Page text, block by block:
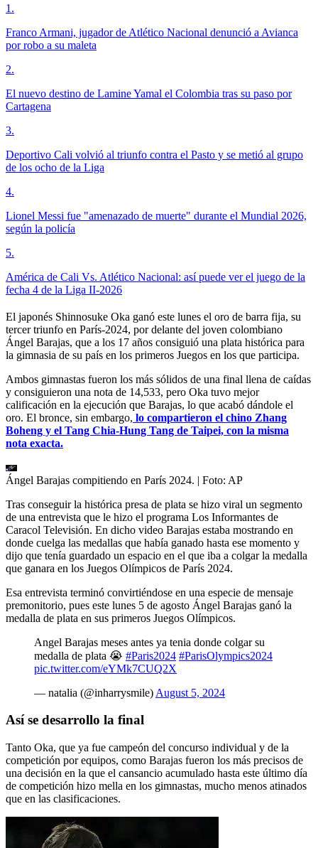
1 .
Franco Armani, jugador de Atlético Nacional denunció a Avianca
por robo a su maleta
2.
El nuevo destino de Lamine Yamal el Colombia tras su paso por
Cartagena
3.
Deportivo Cali volvió al triunfo contra el Pasto y se metió al grupo
de los ocho de la Liga
4.
Lionel Messi fue "amenazado de muerte" durante el Mundial 2026,
según la policía
5.
América de Cali Vs. Atlético Nacional: así puede ver el juego de la
fecha 4 de la Liga II-2026
El japonés Shinnosuke Oka ganó este lunes el oro de barra fija, su
tercer triunfo en París-2024, por delante del joven colombiano
Ángel Barajas, que a los 17 años consiguió una plata histórica para
la gimnasia de su país en los primeros Juegos en los que participa.
Ambos gimnastas fueron los más sólidos de una final llena de caídas
y consiguieron una nota de 14,533, pero Oka tuvo mejor
calificación en la ejecución que Barajas, lo que acabó dándole el
oro. El bronce, sin embargo, lo compartieron el chino Zhang
Boheng y el Tang Chia-Hung Tang de Taipei, con la misma
nota exacta.
Ángel Barajas compitiendo en París 2024. | Foto: AP
Tras conseguir la histórica presa de plata se hizo viral un segmento
de una entrevista que le hizo el programa Los Informantes de
Caracol Televisión. En dicho video Barajas estaba mostrando en
donde cuelga las medallas que había ganado hasta ese momento y
dijo que tenía guardado un espacio en el que iba a colgar la medalla
que ganara en los Juegos Olímpicos de París 2024.
Esa entrevista terminó convirtiéndose en una especie de mensaje
premonitorio, pues este lunes 5 de agosto Ángel Barajas ganó la
medalla de plata en sus primeros Juegos Olímpicos.
Angel Barajas meses antes ya tenia donde colgar su
medalla de plata 😭 #Paris2024 #ParisOlympics2024
pic.twitter.com/eYMk7CUQ2X
— natalia (@inharrysmile) August 5, 2024
Así se desarrollo la final
Tanto Oka, que ya fue campeón del concurso individual y de la
competición por equipos, como Barajas fueron los más precisos de
una decisión en la que el cansancio acumulado hasta este último día
de competición hizo mella en los gimnastas, mucho menos atinados
que en las clasificaciones.